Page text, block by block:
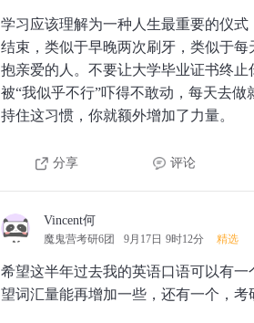
学习应该理解为一种人生最重要的仪式
结束，类似于早晚两次刷牙，类似于每
抱亲爱的人。不要让大学毕业证书终止
被“我似乎不行”吓得不敢动，每天去做
持住这习惯，你就额外增加了力量。
分享 评论
Vincent何
魔鬼营考研6团 9月17日 9时12分 精选
希望这半年过去我的英语口语可以有一
望词汇量能再增加一些，还有一个，考